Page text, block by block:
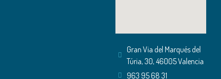
Gran Via del Marqués del
Túria, 30, 46005 Valencia
963 95 68 31